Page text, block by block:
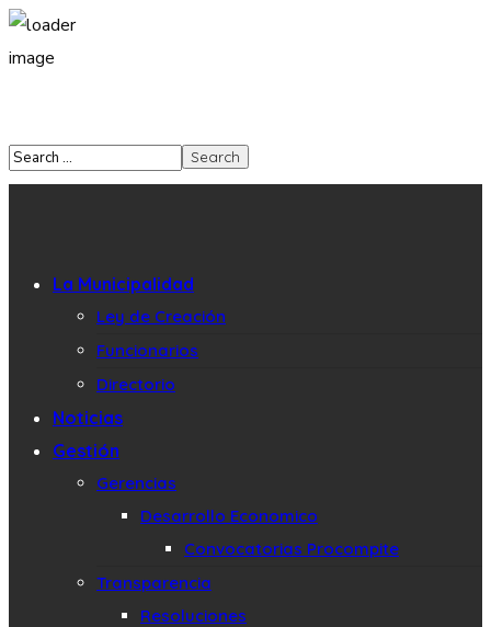
La Municipalidad
Ley de Creación
Funcionarios
Directorio
Noticias
Gestión
Gerencias
Desarrollo Economico
Convocatorias Procompite
Transparencia
Resoluciones